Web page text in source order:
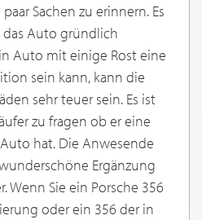
Sachen zu erinnern. Es
Auto gründlich
Auto mit einige Rost eine
sein kann, kann die
sehr teuer sein. Es ist
zu fragen ob er eine
hat. Die Anwesende
Ergänzung
Wenn Sie ein Porsche 356
oder ein 356 der in